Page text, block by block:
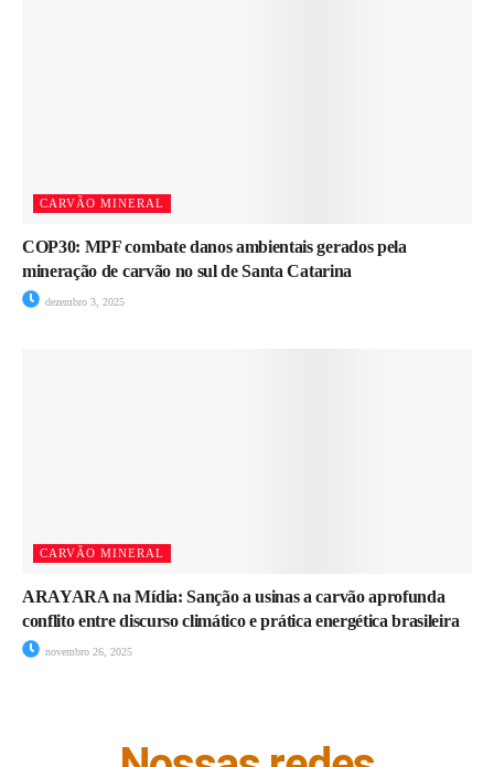
CARVÃO MINERAL
COP30: MPF combate danos ambientais gerados pela
mineração de carvão no sul de Santa Catarina
dezembro 3, 2025
CARVÃO MINERAL
ARAYARA na Mídia: Sanção a usinas a carvão aprofunda
conflito entre discurso climático e prática energética brasileira
novembro 26, 2025